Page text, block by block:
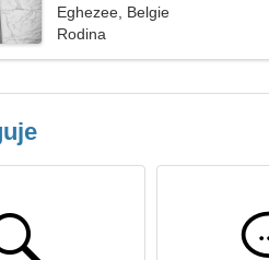
Eghezee, Belgie
Rodina